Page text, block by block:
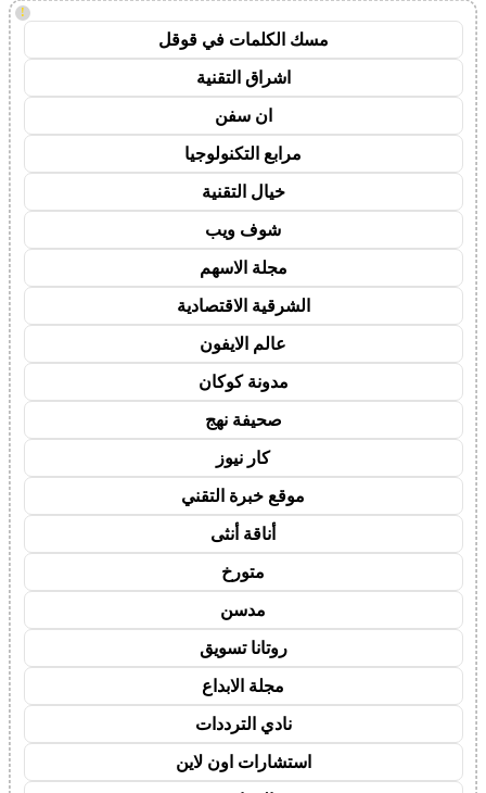
!
مسك الكلمات في قوقل
اشراق التقنية
ان سفن
مرابع التكنولوجيا
خيال التقنية
شوف ويب
مجلة الاسهم
الشرقية الاقتصادية
عالم الايفون
مدونة كوكان
صحيفة نهج
كار نيوز
موقع خبرة التقني
أناقة أنثى
متورخ
مدسن
روتانا تسويق
مجلة الابداع
نادي الترددات
استشارات اون لاين